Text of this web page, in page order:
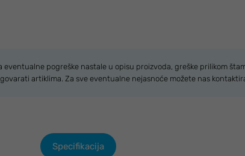
pogreške nastale u opisu proizvoda, greške prilikom
artiklima. Za sve eventualne nejasnoće možete nas
Specifikacija